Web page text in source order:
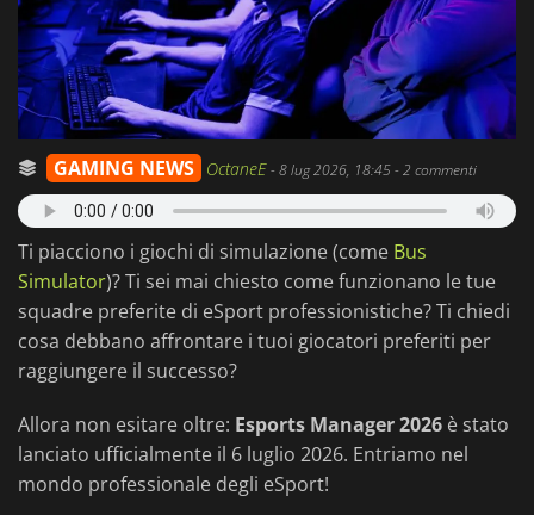
GAMING NEWS OctaneE-8 lug 2026, 18:45- 2 commenti
Ti piacciono i giochi di simulazione (come Bus
Simulator)? Ti sei mai chiesto come funzionano le tue
squadre preferite di eSport professionistiche? Ti chiedi
cosa debbano affrontare i tuoi giocatori preferiti per
raggiungere il successo?
Allora non esitare oltre: Esports Manager 2026 è stato
lanciato ufficialmente il 6 luglio 2026. Entriamo nel
mondo professionale degli eSport!